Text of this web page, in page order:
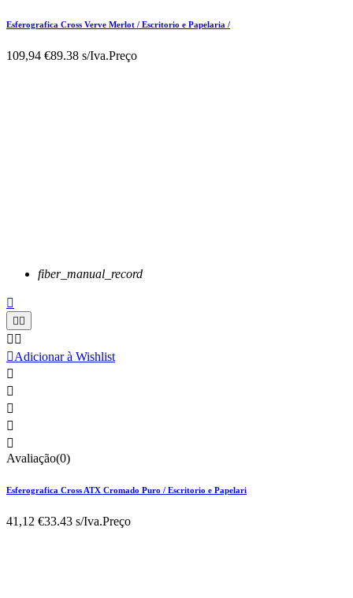
Esferografica Cross Verve Merlot / Escritorio e Papelaria /
109,94 €89.38 s/Iva.Preço
fiber_manual_record

 
 
Adicionar à Wishlist





Avaliação(0)
Esferografica Cross ATX Cromado Puro / Escritorio e Papelari
41,12 €33.43 s/Iva.Preço